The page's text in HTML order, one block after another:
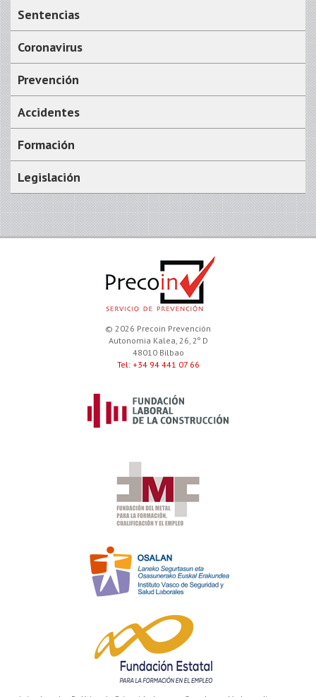
Sentencias
Coronavirus
Prevención
Accidentes
Formación
Legislación
© 2026 Precoin Prevención
Autonomia Kalea, 26, 2º D
48010 Bilbao
Tel: +34 94 441 07 66